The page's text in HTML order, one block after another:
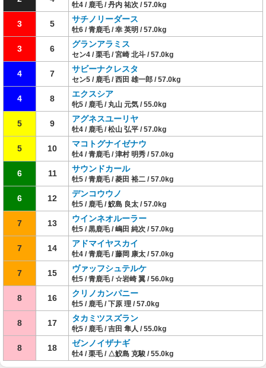
牡4 / 鹿毛 / 丹内 祐次 / 57.0kg
3 5 サチノリーダース
牡6 / 青鹿毛 / 幸 英明 / 57.0kg
3 6 グランアラミス
セン4 / 栗毛 / 宮崎 北斗 / 57.0kg
4 7 サビーナクレスタ
セン5 / 鹿毛 / 西田 雄一郎 / 57.0kg
4 8 エクスシア
牝5 / 鹿毛 / 丸山 元気 / 55.0kg
5 9 アグネスユーリヤ
牡4 / 鹿毛 / 松山 弘平 / 57.0kg
5 10 マコトグナイゼナウ
牡4 / 青鹿毛 / 津村 明秀 / 57.0kg
6 11 サウンドカール
牡5 / 青鹿毛 / 菱田 裕二 / 57.0kg
6 12 デンコウウノ
牡5 / 鹿毛 / 鮫島 良太 / 57.0kg
7 13 ウインネオルーラー
牡5 / 黒鹿毛 / 嶋田 純次 / 57.0kg
7 14 アドマイヤスカイ
牡4 / 青鹿毛 / 藤岡 康太 / 57.0kg
7 15 ヴァッフシュテルケ
牡5 / 青鹿毛 / ☆岩崎 翼 / 56.0kg
8 16 クリノカンパニー
牡5 / 鹿毛 / 下原 理 / 57.0kg
8 17 タカミツスズラン
牝5 / 鹿毛 / 吉田 隼人 / 55.0kg
8 18 ゼンノイザナギ
牡4 / 栗毛 / △鮫島 克駿 / 55.0kg